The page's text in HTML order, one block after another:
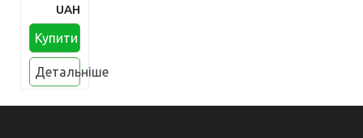
UAH
Купити
Детальніше